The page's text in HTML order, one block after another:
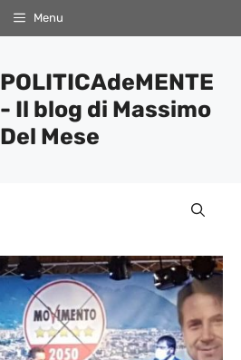
Menu
POLITICAdeMENTE
- Il blog di Massimo
Del Mese